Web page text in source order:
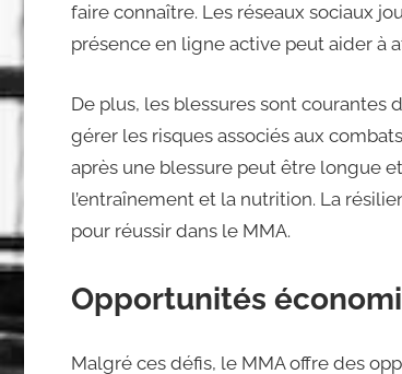
faire connaître. Les réseaux sociaux
présence en ligne active peut aider à
De plus, les blessures sont courantes
gérer les risques associés aux
après une blessure peut être longue
l’entraînement et la nutrition. La
pour réussir dans le MMA.
Opportunités
Malgré ces défis, le MMA offre des